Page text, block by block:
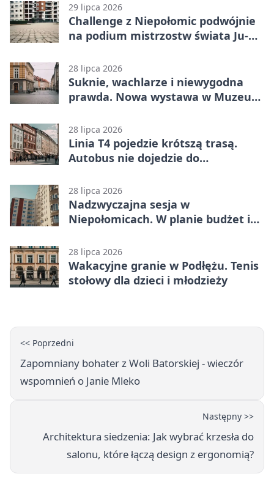
29 lipca 2026
Challenge z Niepołomic podwójnie
na podium mistrzostw świata Ju-
28 lipca 2026
Suknie, wachlarze i niewygodna
prawda. Nowa wystawa w Muzeum
28 lipca 2026
Linia T4 pojedzie krótszą trasą.
Autobus nie dojedzie do
28 lipca 2026
Nadzwyczajna sesja w
Niepołomicach. W planie budżet i
28 lipca 2026
Wakacyjne granie w Podłężu. Tenis
stołowy dla dzieci i młodzieży
<< Poprzedni
Zapomniany bohater z Woli Batorskiej - wieczór
wspomnień o Janie Mleko
Następny >>
Architektura siedzenia: Jak wybrać krzesła do
salonu, które łączą design z ergonomią?